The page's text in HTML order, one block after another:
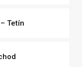
Tetín